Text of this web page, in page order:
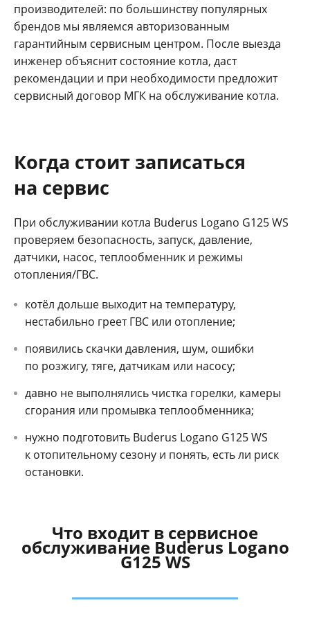
производителей: по большинству популярных
брендов мы являемся авторизованным
гарантийным сервисным центром. После выезда
инженер объяснит состояние котла, даст
рекомендации и при необходимости предложит
сервисный договор МГК на обслуживание котла.
Когда стоит записаться
на сервис
При обслуживании котла Buderus Logano G125 WS
проверяем безопасность, запуск, давление,
датчики, насос, теплообменник и режимы
отопления/ГВС.
котёл дольше выходит на температуру,
нестабильно греет ГВС или отопление;
появились скачки давления, шум, ошибки
по розжигу, тяге, датчикам или насосу;
давно не выполнялись чистка горелки, камеры
сгорания или промывка теплообменника;
нужно подготовить Buderus Logano G125 WS
к отопительному сезону и понять, есть ли риск
остановки.
Что входит в сервисное
обслуживание Buderus Logano
G125 WS